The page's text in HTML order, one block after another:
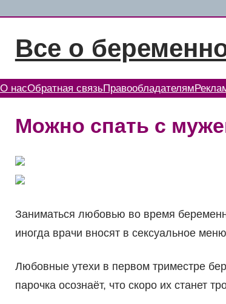
содержимому
Все о
О насОбратная связьПравообладателям
Можно спать с
Заниматься любовью во время
иногда врачи вносят в сексуальное
Любовные утехи в первом триместре
парочка осознаёт, что скоро их станет